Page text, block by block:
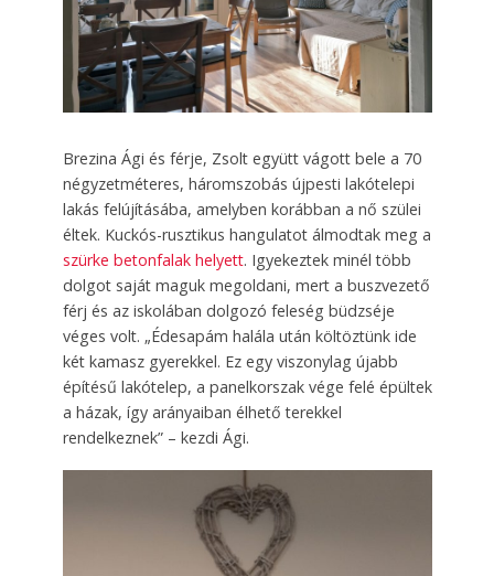
Brezina Ági és férje, Zsolt együtt vágott bele a 70
négyzetméteres, háromszobás újpesti lakótelepi
lakás felújításába, amelyben korábban a nő szülei
éltek. Kuckós-rusztikus hangulatot álmodtak meg a
szürke betonfalak helyett. Igyekeztek minél több
dolgot saját maguk megoldani, mert a buszvezető
férj és az iskolában dolgozó feleség büdzséje
véges volt. „Édesapám halála után költöztünk ide
két kamasz gyerekkel. Ez egy viszonylag újabb
építésű lakótelep, a panelkor­szak vége felé épültek
a házak, így arányaiban élhető terekkel
rendelkeznek” – kezdi Ági.